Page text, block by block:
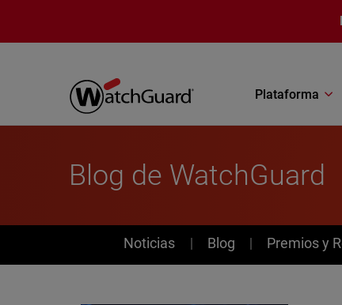
Plataforma
Blog de WatchGuard
News
Noticias Blog Premios y